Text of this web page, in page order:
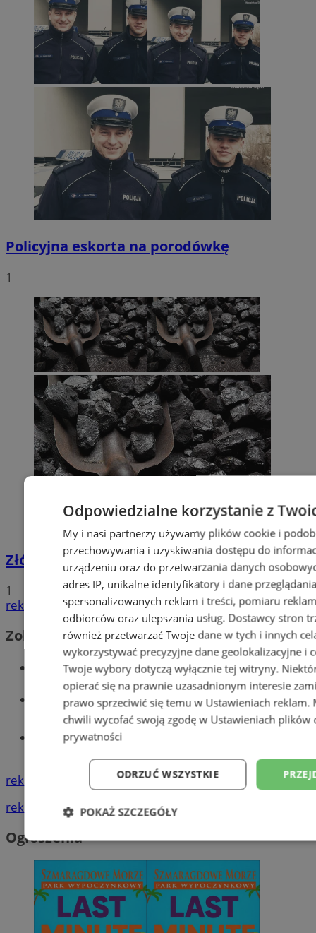
Policyjna eskorta na porodówkę
1
Złóż wniosek o dodatek węglowy
1
reklama
Zobacz również
Wiadomości kryminalne w Wodzisławiu
Wiadomości lokalne
Tworzenie stron www - Wodzisław
reklama
reklama
Ogłoszenia
Odpowiedzialne korzystanie z
My i nasi partnerzy używamy plików cookie i
przechowywania i uzyskiwania dostępu do
urządzeniu oraz do przetwarzania danych
adres IP, unikalne identyfikatory i dane
spersonalizowanych reklam i treści, pomiaru
odbiorców oraz ulepszania usług. Dostawcy stron
również przetwarzać Twoje dane w tych i innych
wykorzystywać precyzyjne dane geolokalizacyjne i
Twoje wybory dotyczą wyłącznie tej witryny.
opierać się na prawnie uzasadnionym interesie
prawo sprzeciwić się temu w Ustawieniach reklam.
chwili wycofać swoją zgodę w Ustawieniach plików
prywatności
ODRZUĆ WSZYSTKIE
POKAŻ SZCZEGÓŁY
Niezbędne Wydajność
Niesklasyfikowane